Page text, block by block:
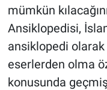
mümkün
Ansiklopedisi,
ansiklopedi
eserlerden olma
konusunda